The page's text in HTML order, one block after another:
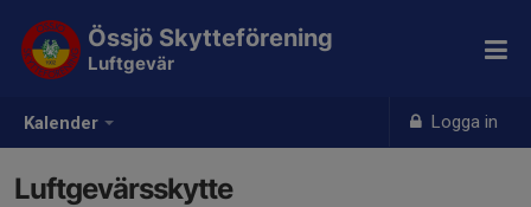
Kalender Logga in
Össjö Skytteförening
Luftgevär
Luftgevärsskytte